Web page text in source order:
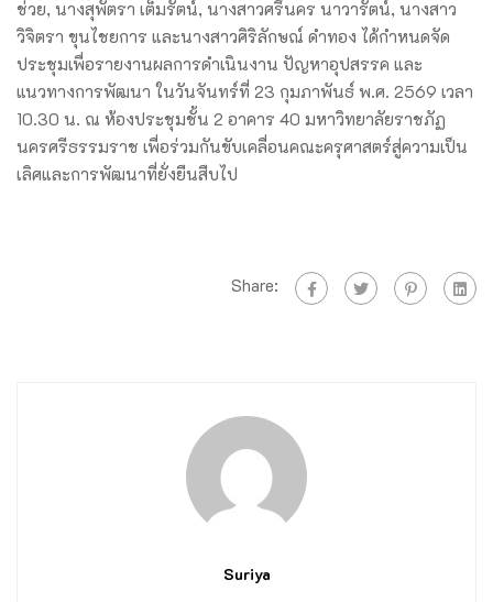
ช่วย, นางสุพัตรา เต็มรัตน์, นางสาวศรึนคร นาวารัตน์, นางสาว
วิจิตรา ขุนไชยการ และนางสาวศิริลักษณ์ ดำทอง ได้กำหนดจัด
ประชุมเพื่อรายงานผลการดำเนินงาน ปัญหาอุปสรรค และ
แนวทางการพัฒนา ในวันจันทร์ที่ 23 กุมภาพันธ์ พ.ศ. 2569 เวลา
10.30 น. ณ ห้องประชุมชั้น 2 อาคาร 40 มหาวิทยาลัยราชภัฏ
นครศรีธรรมราช เพื่อร่วมกันขับเคลื่อนคณะครุศาสตร์สู่ความเป็น
เลิศและการพัฒนาที่ยั่งยืนสืบไป
Share:
Suriya